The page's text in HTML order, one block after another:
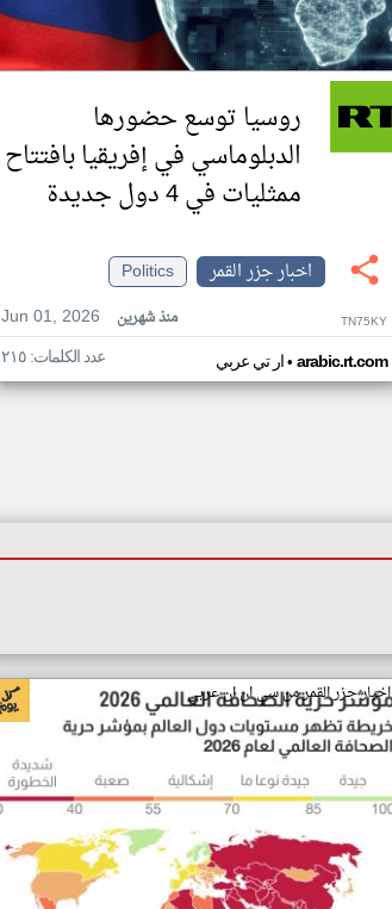
روسيا توسع حضورها
الدبلوماسي في إفريقيا بافتتاح
ممثليات في 4 دول جديدة
اخبار جزر القمر
Politics
Jun 01, 2026
منذ شهرين TN75KY
ار تي عربي• arabic.rt.com عدد الكلمات: ٢١٥
اخبار جزر القمر من سي ان ان عربي